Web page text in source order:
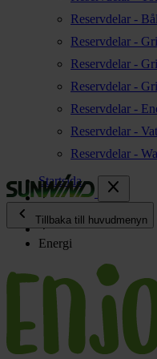
Reservdelar -
Reservdelar -
Reservdelar -
Reservdelar -
Reservdelar -
Reservdelar -
Reservdelar -
close
chevron_left
Tillbaka till huvudmenyn
Kök & Gasol chevron_right
Värme
Vatten chevron_right
Startsida
Energi